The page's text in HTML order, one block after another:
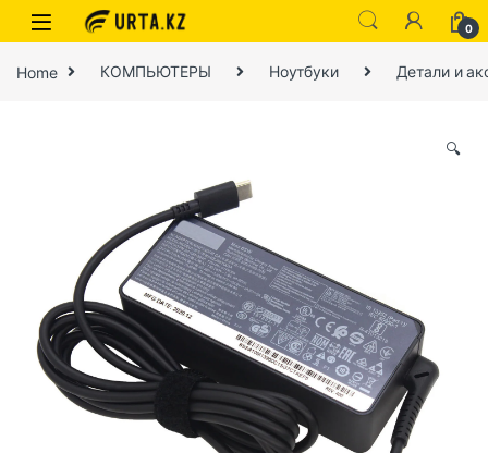
0
Home КОМПЬЮТЕРЫ Ноутбуки Детали и
🔍